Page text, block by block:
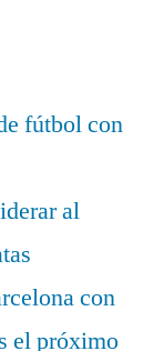
fútbol con
al
con
el próximo